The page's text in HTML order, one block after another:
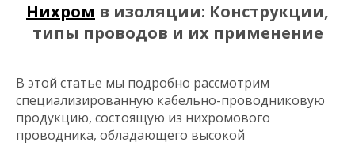
Нихром в изоляции: Конструкции,
типы проводов и их применение
В этой статье мы подробно рассмотрим
специализированную кабельно-проводниковую
продукцию, состоящую из нихромового
проводника, обладающего высокой